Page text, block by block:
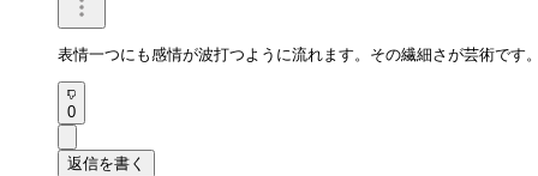
表情一つにも感情が波打つように流れます。その繊細さが芸術です
0
返信を書く